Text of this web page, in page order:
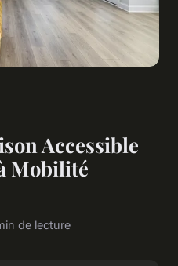
Accessible
Mobilité
de lecture